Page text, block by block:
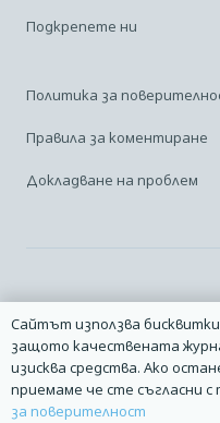
Подкрепете ни
Политика за
Правила за коментиране
Докладване на проблем
Facebook Linkedin
2014 – 2026 © Всички права
Дизайн manolov.net |
Сайтът използва бисквитки
защото качествената
изисква средства. Ако
приемаме че сте съгласни с
за поверителност